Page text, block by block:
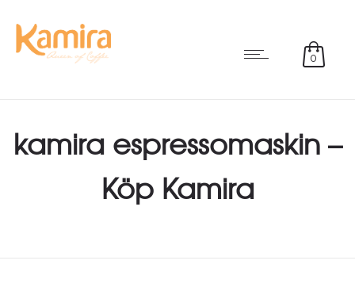
0
kamira espressomaskin –
Köp Kamira